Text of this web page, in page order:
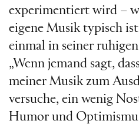
experimentiert wird –
eigene Musik typisch
einmal in seiner
„Wenn jemand sagt,
meiner Musik zum
versuche, ein wenig
Humor und